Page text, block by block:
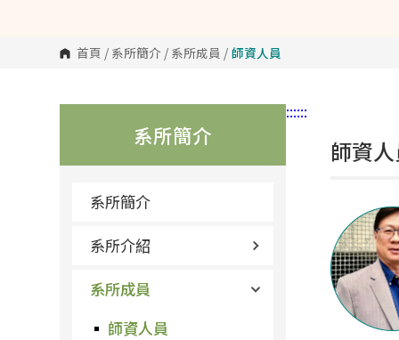
首頁 / 系所簡介 / 系所成員 / 師資人員
:::
系所簡介
系所簡介
系所介紹
系所成員
師資人員
:::
師資